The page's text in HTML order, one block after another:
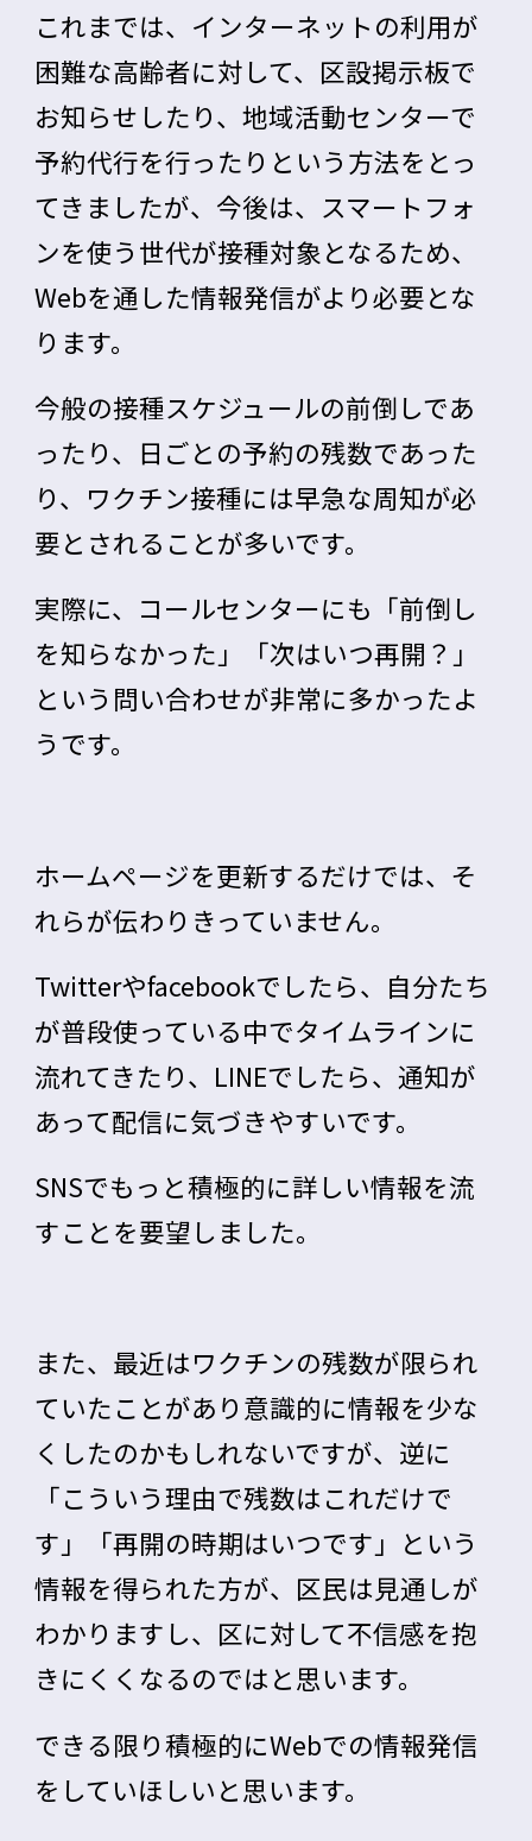
これまでは、インターネットの利用が
困難な高齢者に対して、区設掲示板で
お知らせしたり、地域活動センターで
予約代行を行ったりという方法をとっ
てきましたが、今後は、スマートフォ
ンを使う世代が接種対象となるため、
Webを通した情報発信がより必要とな
ります。
今般の接種スケジュールの前倒しであ
ったり、日ごとの予約の残数であった
り、ワクチン接種には早急な周知が必
要とされることが多いです。
実際に、コールセンターにも「前倒し
を知らなかった」「次はいつ再開？」
という問い合わせが非常に多かったよ
うです。
ホームページを更新するだけでは、そ
れらが伝わりきっていません。
Twitterやfacebookでしたら、自分たち
が普段使っている中でタイムラインに
流れてきたり、LINEでしたら、通知が
あって配信に気づきやすいです。
SNSでもっと積極的に詳しい情報を流
すことを要望しました。
また、最近はワクチンの残数が限られ
ていたことがあり意識的に情報を少な
くしたのかもしれないですが、逆に
「こういう理由で残数はこれだけで
す」「再開の時期はいつです」という
情報を得られた方が、区民は見通しが
わかりますし、区に対して不信感を抱
きにくくなるのではと思います。
できる限り積極的にWebでの情報発信
をしていほしいと思います。